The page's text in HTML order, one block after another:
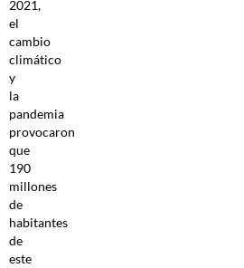
2021,
el
cambio
climático
y
la
pandemia
provocaron
que
190
millones
de
habitantes
de
este